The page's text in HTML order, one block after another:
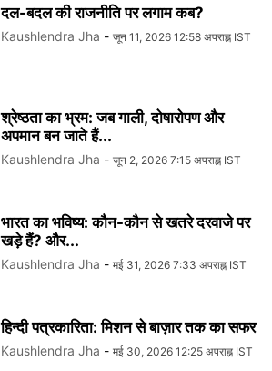
दल-बदल की राजनीति पर लगाम कब?
Kaushlendra Jha - जून 11, 2026 12:58 अपराह्न IST
श्रेष्ठता का भ्रम: जब गाली, दोषारोपण और
अपमान बन जाते हैं...
Kaushlendra Jha - जून 2, 2026 7:15 अपराह्न IST
भारत का भविष्य: कौन-कौन से खतरे दरवाजे पर
खड़े हैं? और...
Kaushlendra Jha - मई 31, 2026 7:33 अपराह्न IST
हिन्दी पत्रकारिता: मिशन से बाज़ार तक का सफर
Kaushlendra Jha - मई 30, 2026 12:25 अपराह्न IST